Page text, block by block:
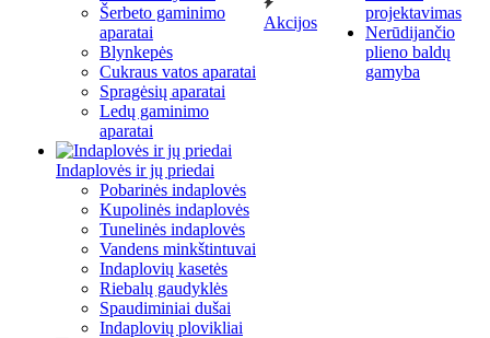
Šerbeto gaminimo
aparatai
Blynkepės
Cukraus vatos aparatai
Spragėsių aparatai
Ledų gaminimo
aparatai
Indaplovės ir jų priedai
Pobarinės indaplovės
Kupolinės indaplovės
Tunelinės indaplovės
Vandens minkštintuvai
Indaplovių kasetės
Riebalų gaudyklės
Spaudiminiai dušai
Indaplovių plovikliai
Akcijos
projektavimas
Nerūdijančio
plieno baldų
gamyba